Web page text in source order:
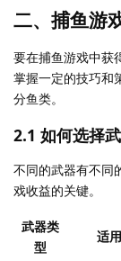
二、捕鱼游
要在捕鱼游戏中获
掌握一定的技巧和
分鱼类。
2.1 如何选择
不同的武器有不同
戏收益的关键。
武器类
型
适